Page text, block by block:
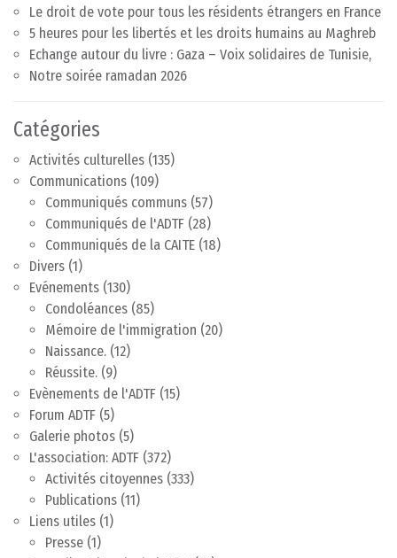
Le droit de vote pour tous les résidents étrangers en France
5 heures pour les libertés et les droits humains au Maghreb
Echange autour du livre : Gaza – Voix solidaires de Tunisie,
Notre soirée ramadan 2026
Catégories
Activités culturelles (135)
Communications (109)
Communiqués communs (57)
Communiqués de l'ADTF (28)
Communiqués de la CAITE (18)
Divers (1)
Evénements (130)
Condoléances (85)
Mémoire de l'immigration (20)
Naissance. (12)
Réussite. (9)
Evènements de l'ADTF (15)
Forum ADTF (5)
Galerie photos (5)
L'association: ADTF (372)
Activités citoyennes (333)
Publications (11)
Liens utiles (1)
Presse (1)